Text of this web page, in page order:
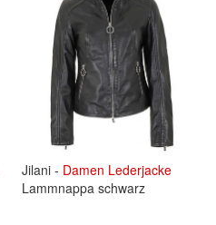
Jilani - Damen Lederjacke
Lammnappa schwarz